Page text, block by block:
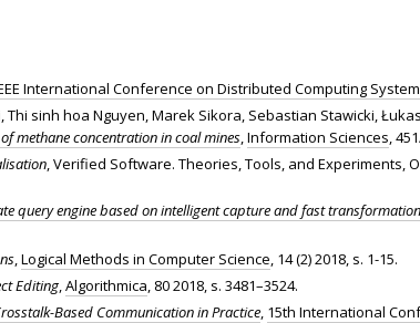
International Conference on Distributed Computing
Thi sinh hoa Nguyen, Marek Sikora, Sebastian Stawicki,
methane concentration in coal mines Information Sciences ,
, Verified Software. Theories, Tools, and
query engine based on intelligent capture and fast
Logical Methods in Computer Science , 14 (2) 2018, s. 1-15.
Editing Algorithmica , 80 2018, s. 3481–3524.
Based Communication in Practice 15th International